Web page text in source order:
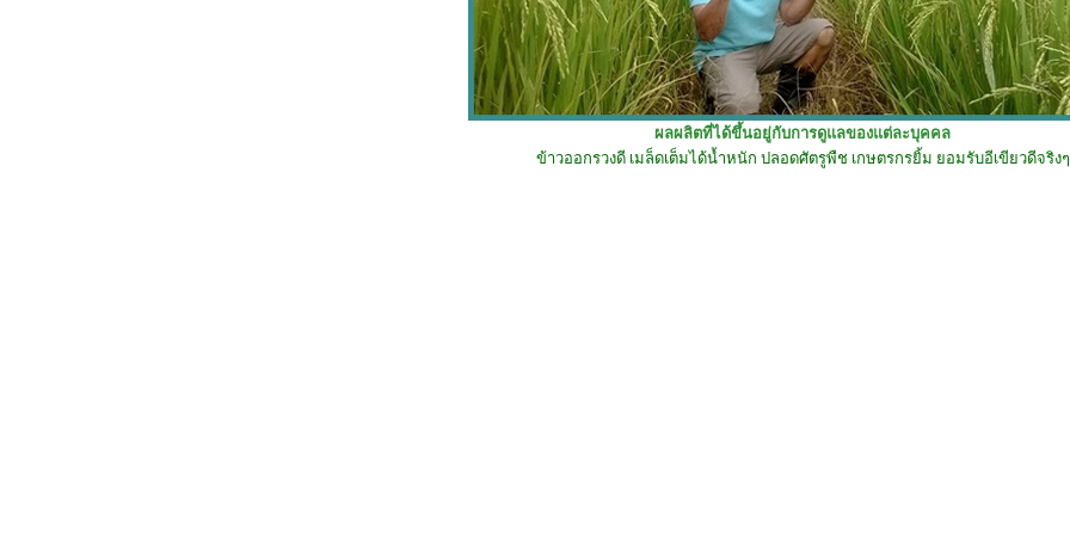
ผลผลิตที่ได้ขึ้นอยู่กับการดูแลของแต่ละบุคคล
ข้าวออกรวงดี เมล็ดเต็มได้น้ำหนัก ปลอดศัตรูพืช เกษตรกรยิ้ม ยอมรับอีเขียวดีจริงๆ